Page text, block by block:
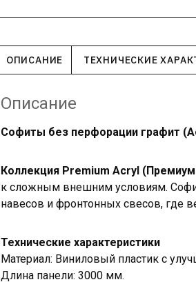
ОПИСАНИЕ ТЕХНИЧЕСКИЕ
Описание
Софиты без перфорации графит
Коллекция Premium Acryl
к сложным внешним условиям.
навесов и фронтонных свесов, где
Технические характеристики
Материал: Виниловый пластик с
Длина панели: 3000 мм.